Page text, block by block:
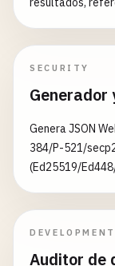
SECURITY
Generador
Genera JSON
384/P-521/
(Ed25519/
DEVELOPMENT
Auditor de